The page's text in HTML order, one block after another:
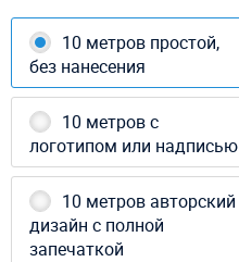
10 метров простой,
без нанесения
10 метров с
логотипом или надписью
10 метров авторский
дизайн с полной
запечаткой